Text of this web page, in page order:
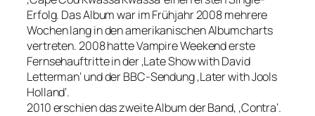
Erfolg. Das Album war im Frühjahr 2008 mehrere
Wochen lang in den amerikanischen Albumcharts
vertreten. 2008 hatte Vampire Weekend erste
Fernsehauftritte in der ‚Late Show with David
Letterman‘ und der BBC-Sendung ‚Later with Jools
Holland‘.
2010 erschien das zweite Album der Band, ‚Contra‘.